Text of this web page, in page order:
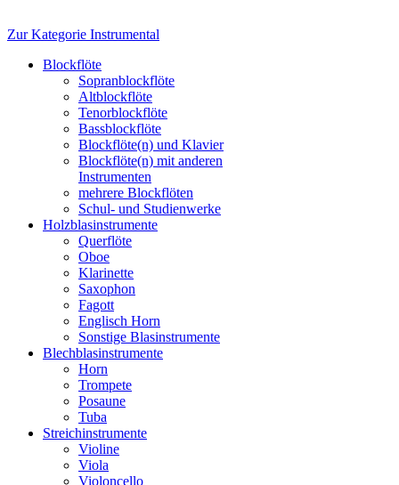
Zur Kategorie Instrumental
Blockflöte
Sopranblockflöte
Altblockflöte
Tenorblockflöte
Bassblockflöte
Blockflöte(n) und Klavier
Blockflöte(n) mit anderen
Instrumenten
mehrere Blockflöten
Schul- und Studienwerke
Holzblasinstrumente
Querflöte
Oboe
Klarinette
Saxophon
Fagott
Englisch Horn
Sonstige Blasinstrumente
Blechblasinstrumente
Horn
Trompete
Posaune
Tuba
Streichinstrumente
Violine
Viola
Violoncello